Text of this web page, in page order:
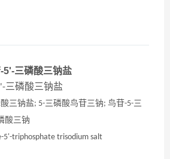
5'-三磷酸三钠盐
三磷酸三钠盐
三钠盐; 5-三磷酸鸟苷三钠; 鸟苷-5-三
酸三钠
5'-triphosphate trisodium salt